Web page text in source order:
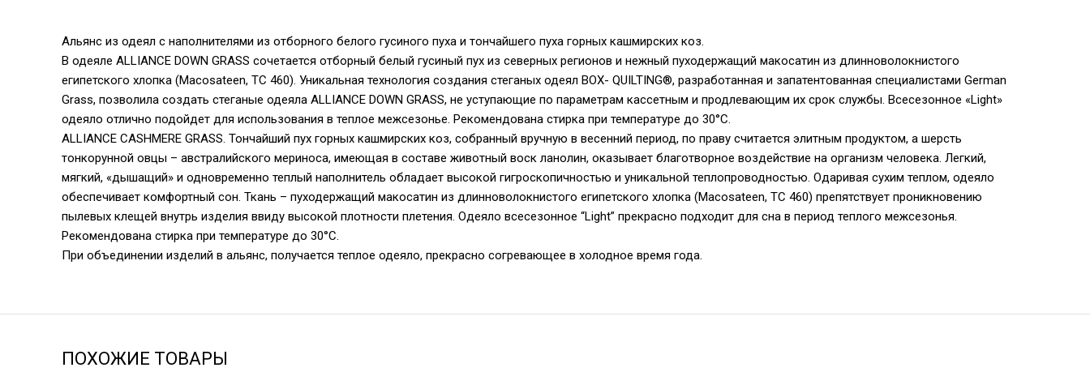
Альянс из одеял с наполнителями из отборного белого гусиного пуха и тончайшего пуха горных кашмирских коз.
В одеяле ALLIANCE DOWN GRASS сочетается отборный белый гусиный пух из северных регионов и нежный пуходержащий макосатин из длинноволокнистого
египетского хлопка (Macosateen, TC 460). Уникальная технология создания стеганых одеял BOX- QUILTING®, разработанная и запатентованная специалистами German
Grass, позволила создать стеганые одеяла ALLIANCE DOWN GRASS, не уступающие по параметрам кассетным и продлевающим их срок службы. Всесезонное «Light»
одеяло отлично подойдет для использования в теплое межсезонье. Рекомендована стирка при температуре до 30°С.
ALLIANCE CASHMERE GRASS. Тончайший пух горных кашмирских коз, собранный вручную в весенний период, по праву считается элитным продуктом, а шерсть
тонкорунной овцы – австралийского мериноса, имеющая в составе животный воск ланолин, оказывает благотворное воздействие на организм человека. Легкий,
мягкий, «дышащий» и одновременно теплый наполнитель обладает высокой гигроскопичностью и уникальной теплопроводностью. Одаривая сухим теплом, одеяло
обеспечивает комфортный сон. Ткань – пуходержащий макосатин из длинноволокнистого египетского хлопка (Macosateen, TC 460) препятствует проникновению
пылевых клещей внутрь изделия ввиду высокой плотности плетения. Одеяло всесезонное “Light” прекрасно подходит для сна в период теплого межсезонья.
Рекомендована стирка при температуре до 30°С.
При объединении изделий в альянс, получается теплое одеяло, прекрасно согревающее в холодное время года.
ПОХОЖИЕ ТОВАРЫ